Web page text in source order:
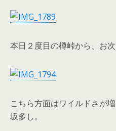
本日２度目の樽峠から、お次
こちら方面はワイルドさが
坂多し。